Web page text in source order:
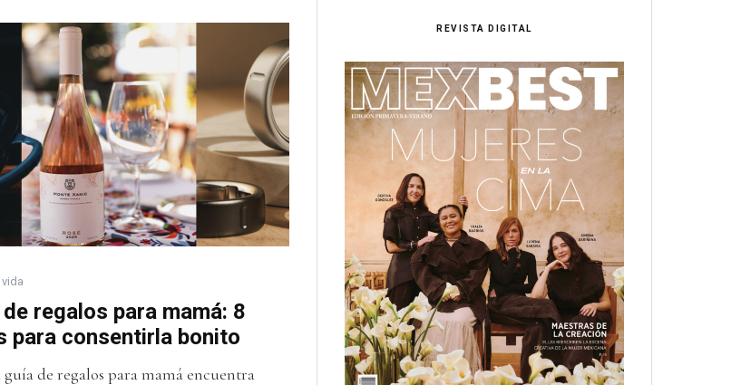
de regalos para mamá: 8
para consentirla bonito
guía de regalos para mamá encuentra
REVISTA DIGITAL